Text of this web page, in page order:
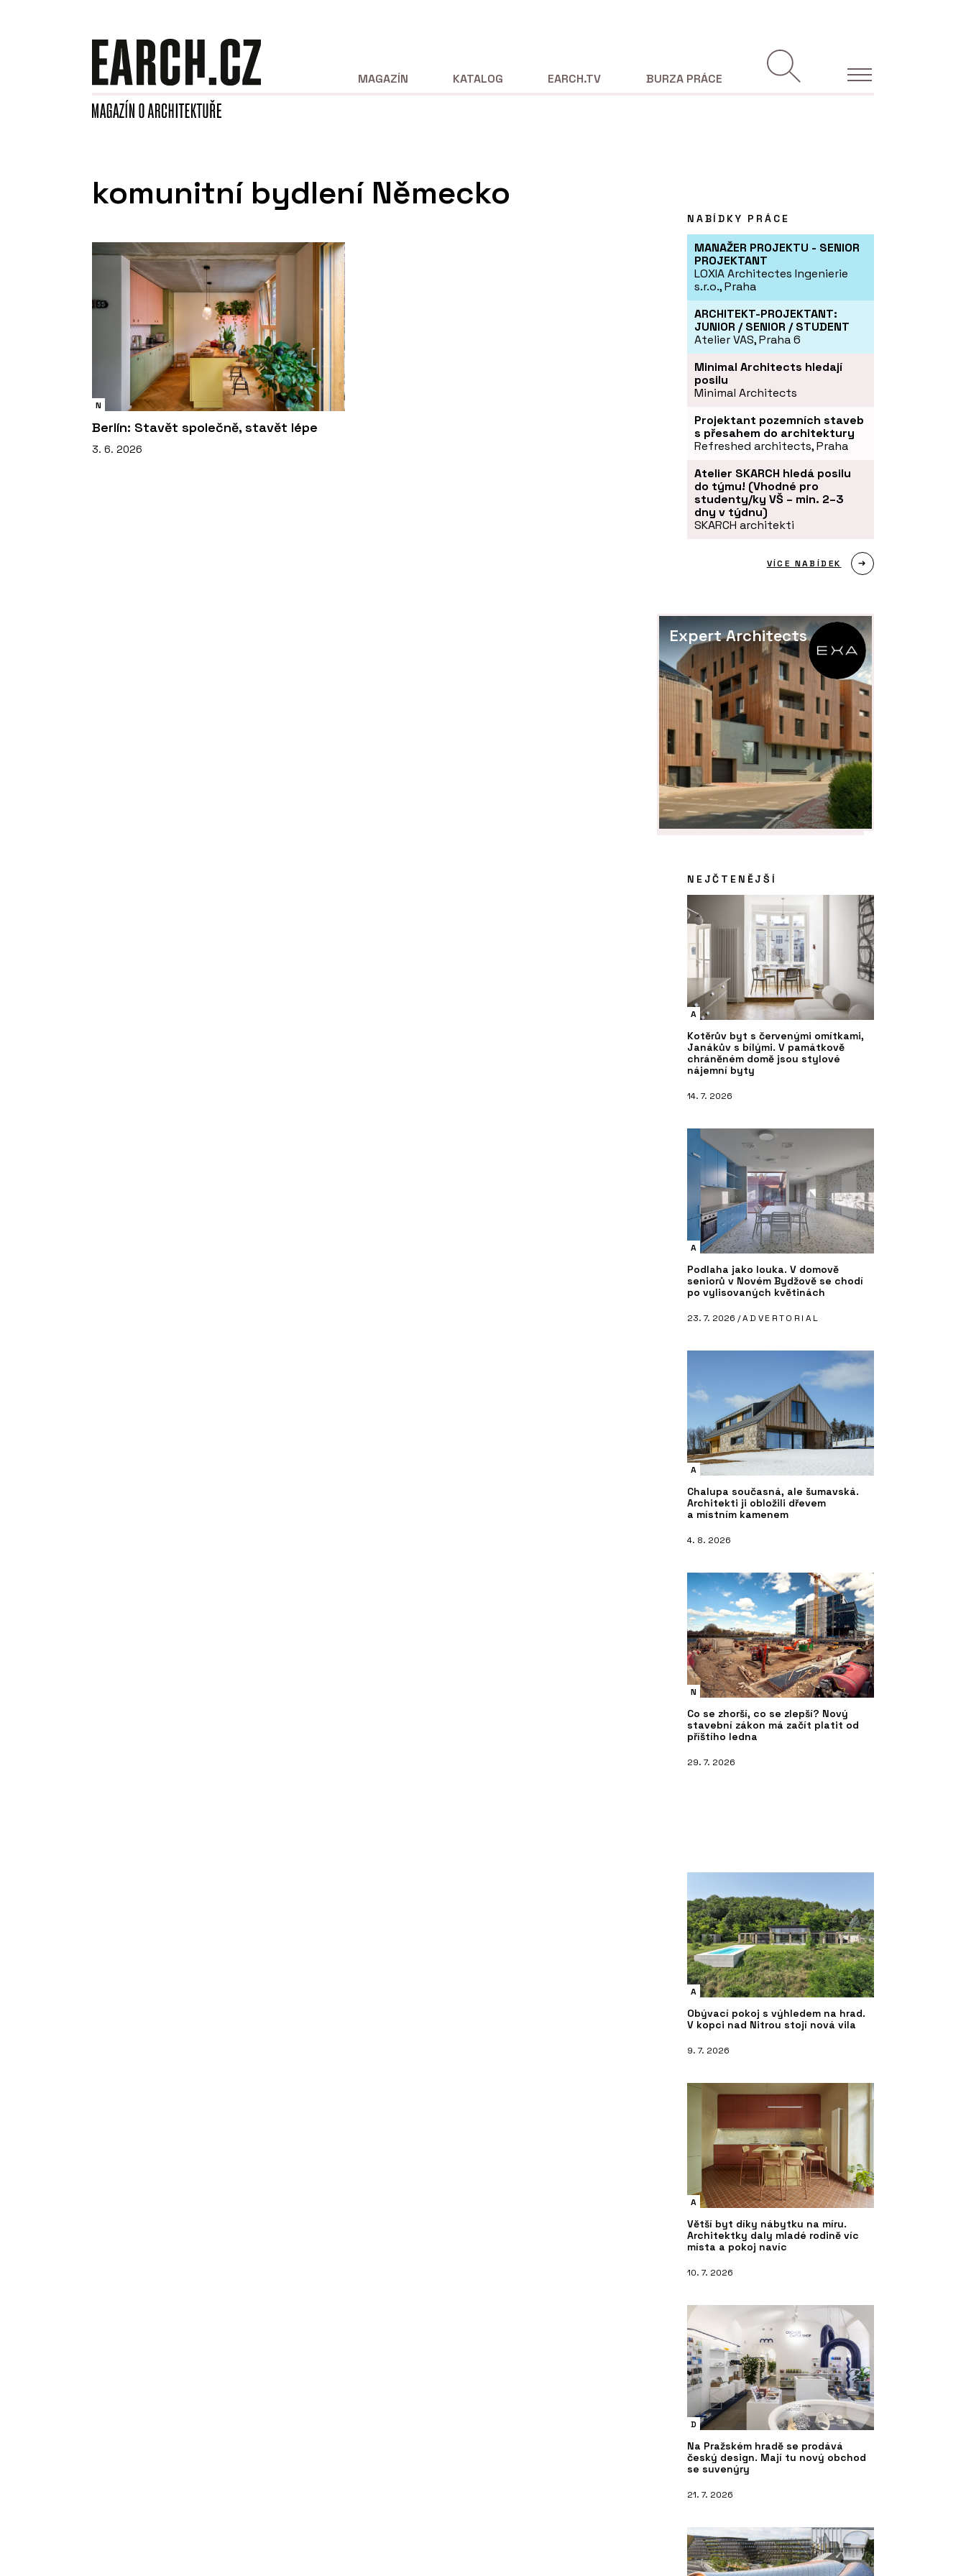
MAGAZÍN KATALOG EARCH.TV BURZA PRÁCE
komunitní bydlení Německo
N
Berlín: Stavět společně, stavět lépe
3. 6. 2026
NABÍDKY PRÁCE
MANAŽER PROJEKTU - SENIOR
PROJEKTANT
LOXIA Architectes Ingenierie
s.r.o., Praha
ARCHITEKT-PROJEKTANT:
JUNIOR / SENIOR / STUDENT
Atelier VAS, Praha 6
Minimal Architects hledají
posilu
Minimal Architects
Projektant pozemních staveb
s přesahem do architektury
Refreshed architects, Praha
Atelier SKARCH hledá posilu
do týmu! (Vhodné pro
studenty/ky VŠ – min. 2–3
dny v týdnu)
SKARCH architekti
VÍCE NABÍDEK
Expert Architects
NEJČTENĚJŠÍ
A
Kotěrův byt s červenými omítkami,
Janákův s bílými. V památkově
chráněném domě jsou stylové
nájemní byty
14. 7. 2026
A
Podlaha jako louka. V domově
seniorů v Novém Bydžově se chodí
po vylisovaných květinách
23. 7. 2026 /ADVERTORIAL
A
Chalupa současná, ale šumavská.
Architekti ji obložili dřevem
a místním kamenem
4. 8. 2026
N
Co se zhorší, co se zlepší? Nový
stavební zákon má začít platit od
příštího ledna
29. 7. 2026
A
Obývací pokoj s výhledem na hrad.
V kopci nad Nitrou stojí nová vila
9. 7. 2026
A
Větší byt díky nábytku na míru.
Architektky daly mladé rodině víc
místa a pokoj navíc
10. 7. 2026
D
Na Pražském hradě se prodává
český design. Mají tu nový obchod
se suvenýry
21. 7. 2026